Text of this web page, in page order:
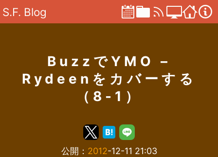
S.F. Blog
BuzzでYMO –
Rydeenをカバーする
（8-1）
公開： 2012-12-11 21:03